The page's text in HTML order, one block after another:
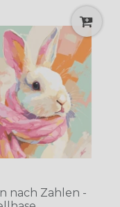
nach Zahlen -